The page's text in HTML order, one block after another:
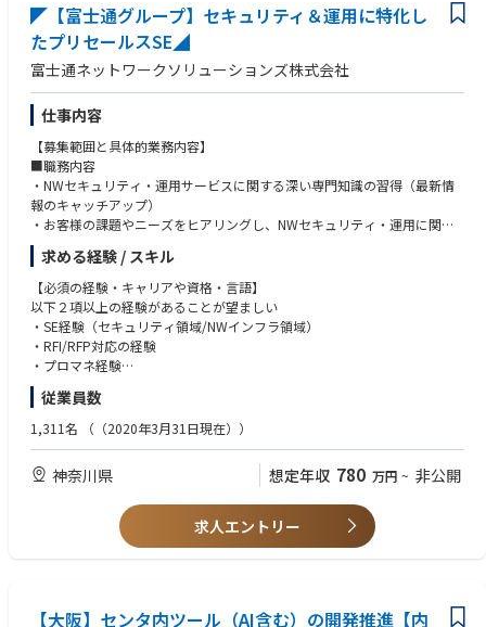
Data Protection領域は、ユーザが利用するドキュメントやアプリケーショ
ンのセキュリティ対策及びコンプライアンス対策など、主にエンドポイン
トのセキュリティ対策を行うためのソリューションを提供します。
■Cloud Security
Cloud Security 領域では、クラウド基盤 (IaaS、PaaS、コンテナ等) にお
けるシステム環境の堅牢化や、不審なアクティビティを検知するためのソ
リューションを提供します。
【サービス・技術領域】
Microsoft 365 E5
Entra ID(Azure AD)
Entra SSE
Microsoft Defender for Endpoint
Microsoft Defender for Identity
Microsoft Defender for Cloud
Azure Application Proxy
Azure Firewall
Azure Policy
MPIP (Microsoft Purview Information Protection)
Microsoft Intune
Microsoft Sentinel
Copilot for Security
SOC
【実績（一例）】
・ゼロトラストセキュリティアセスメント
・Entra IDによるIDガバナンス導入支援
◤【富士通グループ】セキュリティ＆運用に特化し
たプリセールスSE◢
富士通ネットワークソリューションズ株式会社
仕事内容
【募集範囲と具体的業務内容】
■職務内容
・NWセキュリティ・運用サービスに関する深い専門知識の習得（最新情
報のキャッチアップ）
・お客様の課題やニーズをヒアリングし、NWセキュリティ・運用に関す
る最適なソリューションの提案
・商談確度ＵＰに向けた戦略立案/提案書作成支援/プレゼンテーション
支援など一貫した営業支援
・Salesへの勉強会や商談支援によるセキュリティ・運用の提案スキル向上
を支援
■担当PJ概要
様の課題解決・ビジネス拡大に貢献
【個人に期待する役割やミッション】
お客様の潜在的な課題やニーズを深くヒアリングし、本質的な課題解決に
ンテーション、提案書作成、質疑応答含む）
■Sales支援と連携
の開催、情報共有を行う
求める経験 / スキル
【必須の経験・キャリアや資格・言語】
以下２項以上の経験があることが望ましい
・SE経験（セキュリティ領域/NWインフラ領域）
・RFI/RFP対応の経験
・プロマネ経験
【歓迎する経験・キャリアや資格・言語】
以下の経験があること
・セキュリティ提案の実績あり
・プロマネ経験あり（5年以上）
従業員数
1,311名 （（2020年3月31日現在））
神奈川県 想定年収 780 万円 ~ 非公開
求人エントリー
【大阪】センタ内ツール（AI含む）の開発推進【内